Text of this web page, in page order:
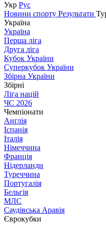
Укр Рус
Новини спорту Результати
Україна
Україна
Перша ліга
Друга ліга
Кубок України
Суперкубок України
Збірна України
Збірні
Ліга націй
ЧС 2026
Чемпіонати
Англія
Іспанія
Італія
Німеччина
Франція
Нідерланди
Туреччина
Португалія
Бельгія
МЛС
Саудівська Аравія
Єврокубки